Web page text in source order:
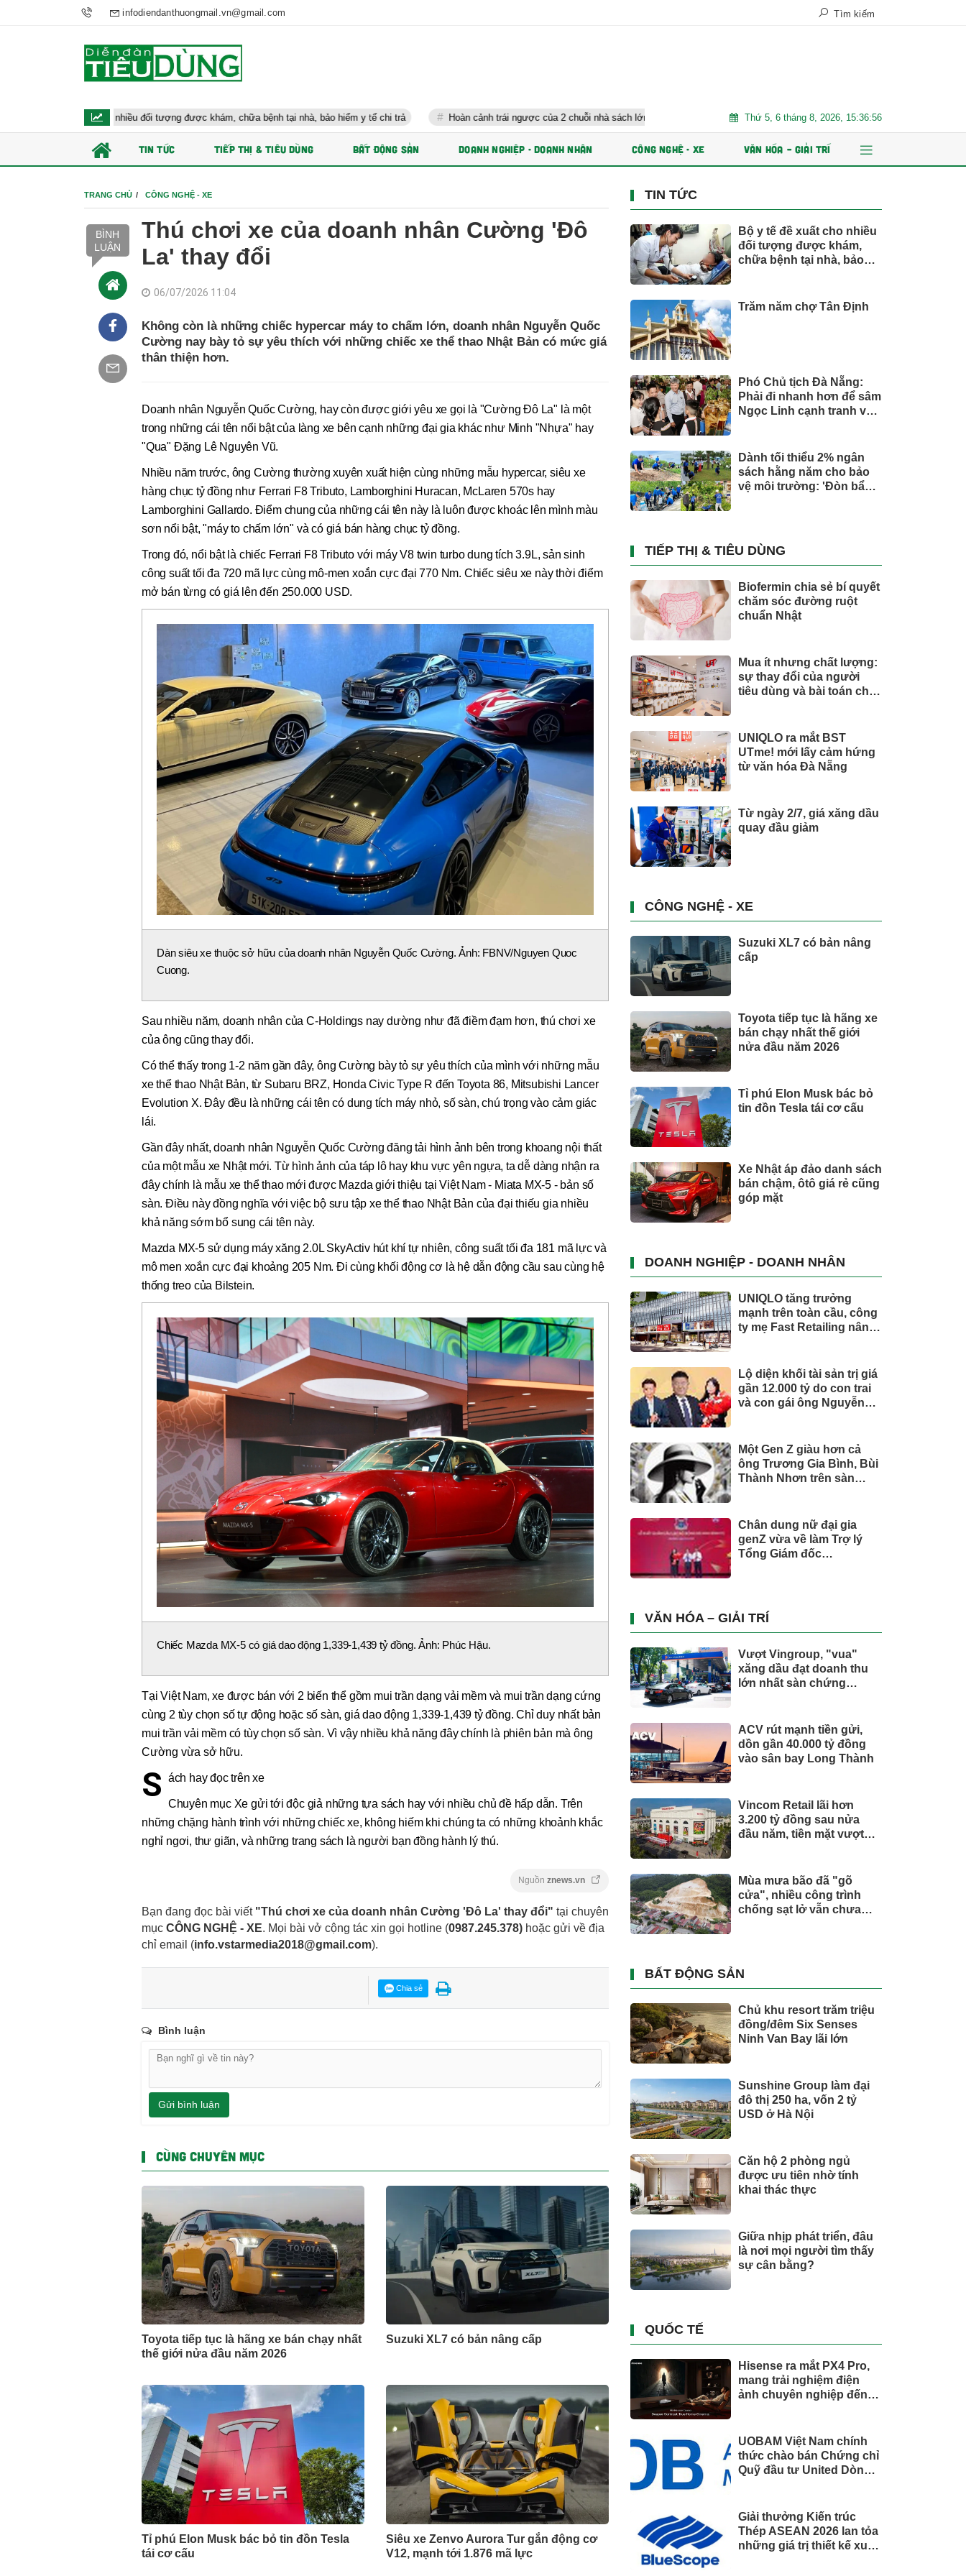
infodiendanthuongmail.vn@gmail.com Tìm kiếm
xuất cho nhiều đối tượng được khám, chữa bệnh tại nhà, bảo hiểm y tế chi trả Hoàn cảnh trái ngược của 2 chuỗi nhà sách lớn nhất Việt Nam Trăm năm chợ Tân Định AI và dữ liệu định hình tương
Thứ 5, 6 tháng 8, 2026, 15:36:57
TIN TỨC TIẾP THỊ & TIÊU DÙNG BẤT ĐỘNG SẢN DOANH NGHIỆP - DOANH NHÂN CÔNG NGHỆ - XE VĂN HÓA – GIẢI TRÍ
TRANG CHỦ CÔNG NGHỆ - XE
BÌNH
LUẬN
Thú chơi xe của doanh nhân Cường 'Đô
La' thay đổi
06/07/2026 11:04
Không còn là những chiếc hypercar máy to chấm lớn, doanh nhân Nguyễn Quốc
Cường nay bày tỏ sự yêu thích với những chiếc xe thể thao Nhật Bản có mức giá
thân thiện hơn.
Doanh nhân Nguyễn Quốc Cường, hay còn được giới yêu xe gọi là "Cường Đô La" là một
trong những cái tên nổi bật của làng xe bên cạnh những đại gia khác như Minh "Nhựa" hay
"Qua" Đặng Lê Nguyên Vũ.
Nhiều năm trước, ông Cường thường xuyên xuất hiện cùng những mẫu hypercar, siêu xe
hàng chục tỷ đồng như Ferrari F8 Tributo, Lamborghini Huracan, McLaren 570s hay
Lamborghini Gallardo. Điểm chung của những cái tên này là luôn được khoác lên mình màu
sơn nổi bật, "máy to chấm lớn" và có giá bán hàng chục tỷ đồng.
Trong đó, nổi bật là chiếc Ferrari F8 Tributo với máy V8 twin turbo dung tích 3.9L, sản sinh
công suất tối đa 720 mã lực cùng mô-men xoắn cực đại 770 Nm. Chiếc siêu xe này thời điểm
mở bán từng có giá lên đến 250.000 USD.
Dàn siêu xe thuộc sở hữu của doanh nhân Nguyễn Quốc Cường. Ảnh: FBNV/Nguyen Quoc
Cuong.
Sau nhiều năm, doanh nhân của C-Holdings nay dường như đã điềm đạm hơn, thú chơi xe
của ông cũng thay đổi.
Có thể thấy trong 1-2 năm gần đây, ông Cường bày tỏ sự yêu thích của mình với những mẫu
xe thể thao Nhật Bản, từ Subaru BRZ, Honda Civic Type R đến Toyota 86, Mitsubishi Lancer
Evolution X. Đây đều là những cái tên có dung tích máy nhỏ, số sàn, chú trọng vào cảm giác
lái.
Gần đây nhất, doanh nhân Nguyễn Quốc Cường đăng tải hình ảnh bên trong khoang nội thất
của một mẫu xe Nhật mới. Từ hình ảnh của táp lô hay khu vực yên ngựa, ta dễ dàng nhận ra
đây chính là mẫu xe thể thao mới được Mazda giới thiệu tại Việt Nam - Miata MX-5 - bản số
sàn. Điều này đồng nghĩa với việc bộ sưu tập xe thể thao Nhật Bản của đại thiếu gia nhiều
khả năng sớm bổ sung cái tên này.
Mazda MX-5 sử dụng máy xăng 2.0L SkyActiv hút khí tự nhiên, công suất tối đa 181 mã lực và
mô men xoắn cực đại khoảng 205 Nm. Đi cùng khối động cơ là hệ dẫn động cầu sau cùng hệ
thống treo của Bilstein.
Chiếc Mazda MX-5 có giá dao động 1,339-1,439 tỷ đồng. Ảnh: Phúc Hậu.
Tại Việt Nam, xe được bán với 2 biến thể gồm mui trần dạng vải mềm và mui trần dạng cứng
cùng 2 tùy chọn số tự động hoặc số sàn, giá dao động 1,339-1,439 tỷ đồng. Chỉ duy nhất bản
mui trần vải mềm có tùy chọn số sàn. Vì vậy nhiều khả năng đây chính là phiên bản mà ông
Cường vừa sở hữu.
S ách hay đọc trên xe
Chuyên mục Xe gửi tới độc giả những tựa sách hay với nhiều chủ đề hấp dẫn. Trên
những chặng hành trình với những chiếc xe, không hiếm khi chúng ta có những khoảnh khắc
nghỉ ngơi, thư giãn, và những trang sách là người bạn đồng hành lý thú.
Nguồn znews.vn
Bạn đang đọc bài viết "Thú chơi xe của doanh nhân Cường 'Đô La' thay đổi" tại chuyên
mục CÔNG NGHỆ - XE. Mọi bài vở cộng tác xin gọi hotline (0987.245.378) hoặc gửi về địa
chỉ email (info.vstarmedia2018@gmail.com).
Chia sẻ
Bình luận
Gửi bình luận
CÙNG CHUYÊN MỤC
Toyota tiếp tục là hãng xe bán chạy nhất
thế giới nửa đầu năm 2026
Suzuki XL7 có bản nâng cấp
Tỉ phú Elon Musk bác bỏ tin đồn Tesla
tái cơ cấu
Siêu xe Zenvo Aurora Tur gắn động cơ
V12, mạnh tới 1.876 mã lực
TIN TỨC
Bộ y tế đề xuất cho nhiều
đối tượng được khám,
chữa bệnh tại nhà, bảo
Trăm năm chợ Tân Định
Phó Chủ tịch Đà Nẵng:
Phải đi nhanh hơn để sâm
Ngọc Linh cạnh tranh với
Dành tối thiểu 2% ngân
sách hằng năm cho bảo
vệ môi trường: 'Đòn bẩy'
TIẾP THỊ & TIÊU DÙNG
Biofermin chia sẻ bí quyết
chăm sóc đường ruột
chuẩn Nhật
Mua ít nhưng chất lượng:
sự thay đổi của người
tiêu dùng và bài toán cho
UNIQLO ra mắt BST
UTme! mới lấy cảm hứng
từ văn hóa Đà Nẵng
Từ ngày 2/7, giá xăng dầu
quay đầu giảm
CÔNG NGHỆ - XE
Suzuki XL7 có bản nâng
cấp
Toyota tiếp tục là hãng xe
bán chạy nhất thế giới
nửa đầu năm 2026
Tỉ phú Elon Musk bác bỏ
tin đồn Tesla tái cơ cấu
Xe Nhật áp đảo danh sách
bán chậm, ôtô giá rẻ cũng
góp mặt
DOANH NGHIỆP - DOANH NHÂN
UNIQLO tăng trưởng
mạnh trên toàn cầu, công
ty mẹ Fast Retailing nâng
Lộ diện khối tài sản trị giá
gần 12.000 tỷ do con trai
và con gái ông Nguyễn
Một Gen Z giàu hơn cả
ông Trương Gia Bình, Bùi
Thành Nhơn trên sàn
Chân dung nữ đại gia
genZ vừa về làm Trợ lý
Tổng Giám đốc
trụ, nắm giữ khối tài sản
hàng nghìn tỷ
VĂN HÓA – GIẢI TRÍ
Vượt Vingroup, "vua"
xăng dầu đạt doanh thu
lớn nhất sàn chứng
ACV rút mạnh tiền gửi,
dồn gần 40.000 tỷ đồng
vào sân bay Long Thành
Vincom Retail lãi hơn
3.200 tỷ đồng sau nửa
đầu năm, tiền mặt vượt
Mùa mưa bão đã "gõ
cửa", nhiều công trình
chống sạt lở vẫn chưa
BẤT ĐỘNG SẢN
Chủ khu resort trăm triệu
đồng/đêm Six Senses
Ninh Van Bay lãi lớn
Sunshine Group làm đại
đô thị 250 ha, vốn 2 tỷ
USD ở Hà Nội
Căn hộ 2 phòng ngủ
được ưu tiên nhờ tính
khai thác thực
Giữa nhịp phát triển, đâu
là nơi mọi người tìm thấy
sự cân bằng?
QUỐC TẾ
Hisense ra mắt PX4 Pro,
mang trải nghiệm điện
ảnh chuyên nghiệp đến
UOBAM Việt Nam chính
thức chào bán Chứng chỉ
Quỹ đầu tư United Dòng
Giải thưởng Kiến trúc
Thép ASEAN 2026 lan tỏa
những giá trị thiết kế xuất